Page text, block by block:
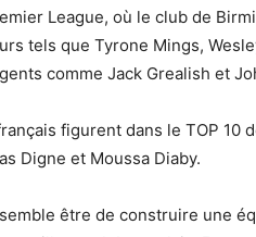
League, où le club de
tels que Tyrone Mings,
comme Jack Grealish et
figurent dans le TOP 10
Digne et Moussa Diaby.
être de construire une